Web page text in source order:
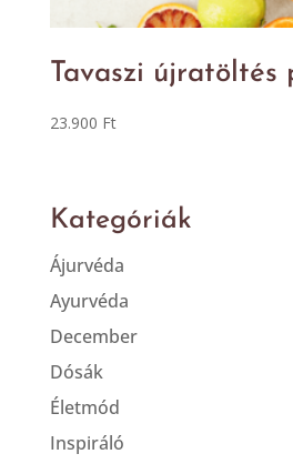
Tavaszi újratöltés
23.900 Ft
Kategóriák
Ájurvéda
Ayurvéda
December
Dósák
Életmód
Inspiráló